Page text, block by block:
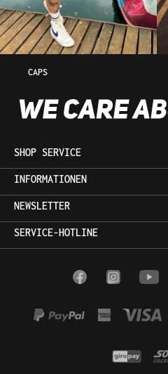
CAPS
SHOP SERVICE
INFORMATIONEN
NEWSLETTER
SERVICE-HOTLINE